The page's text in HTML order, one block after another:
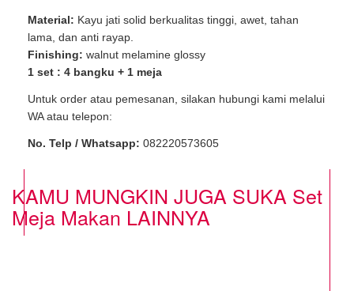
Material: Kayu jati solid berkualitas tinggi, awet, tahan
lama, dan anti rayap.
Finishing: walnut melamine glossy
1 set : 4 bangku + 1 meja
Untuk order atau pemesanan, silakan hubungi kami melalui
WA atau telepon:
No. Telp / Whatsapp: 082220573605
KAMU MUNGKIN JUGA SUKA Set
Meja Makan LAINNYA